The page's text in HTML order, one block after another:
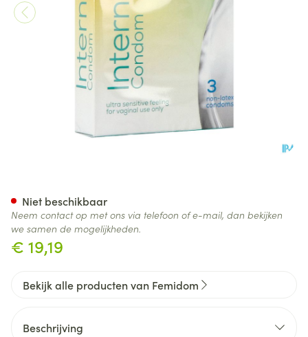
€ 19,19
Niet beschikbaar
Neem contact op met ons via telefoon of e-mail, dan bekijken
we samen de mogelijkheden.
Bekijk alle producten van Femidom
Beschrijving